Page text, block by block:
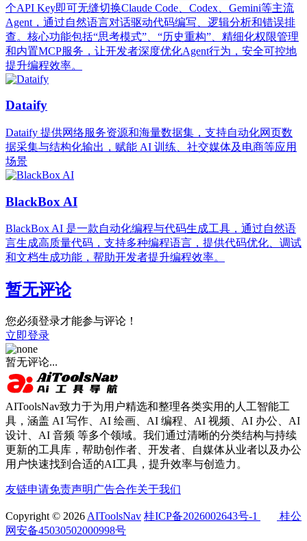
个API Key即可无缝切换Claude Code、Codex、Gemini等主流
Agent，通过自然语言对话驱动代码编写、逻辑分析和错误排
查。核心功能包括“思考模式”、“历史重构”、精细化权限管理
和内置MCP服务，让开发者深度优化Agent行为，安全可控地
提升编程效率。
Dataify
Dataify 提供网络服务资源和海量数据集，支持自动化网页数
据采集与结构化输出，赋能 AI 训练、社交媒体及电商等应用
场景
BlackBox AI
BlackBox AI 是一款自动化编程与代码生成工具，通过自然语
言生成高质量代码，支持多种编程语言，提供代码优化、调试
和文档生成功能，帮助开发者提升编程效率。
暂无评论
您必须登录才能参与评论！
立即登录
暂无评论...
AIToolsNav致力于为用户精选和整理各类实用的人工智能工
具，涵盖 AI 写作、AI 绘画、AI 编程、AI 视频、AI 办公、AI
设计、AI 音频 等多个领域。我们通过清晰的分类结构与持续
更新的工具库，帮助创作者、开发者、自媒体从业者以及办公
用户快速找到合适的AI工具，提升效率与创造力。
友链申请免责声明 广告合作关于我们
Copyright © 2026 AIToolsNav 桂ICP备2026002643号-1
桂公
网安备45030502000998号